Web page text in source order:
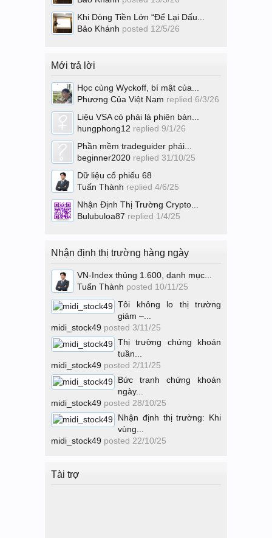
Khi Dòng Tiền Lớn “Để Lại Dấu...
Bảo Khánh posted 12/5/26
Mới trả lời
Học cùng Wyckoff, bí mật của...
Phương Của Việt Nam replied 6/3/26
Liệu VSA có phải là phiên bản...
hungphong12 replied 9/1/26
Phần mềm tradeguider phái...
beginner2020 replied 31/10/25
Dữ liệu cổ phiếu 68
Tuấn Thành replied 4/6/25
Nhận Định Thị Trường Crypto...
Bulubuloa87 replied 1/4/25
Nhận định thị trường hàng ngày
VN-Index thủng 1.600, danh mục...
Tuấn Thành posted 10/11/25
Tôi không lo thị trường
giảm –...
midi_stock49 posted 3/11/25
Thị trường chứng khoán
tuần...
midi_stock49 posted 2/11/25
Bức tranh chứng khoán
ngày...
midi_stock49 posted 28/10/25
Nhận định thị trường: Khi
vùng...
midi_stock49 posted 22/10/25
Tài trợ